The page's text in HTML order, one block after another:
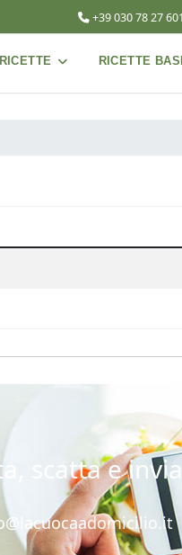
+39 030 78 27 601
RICETTE
scatta e